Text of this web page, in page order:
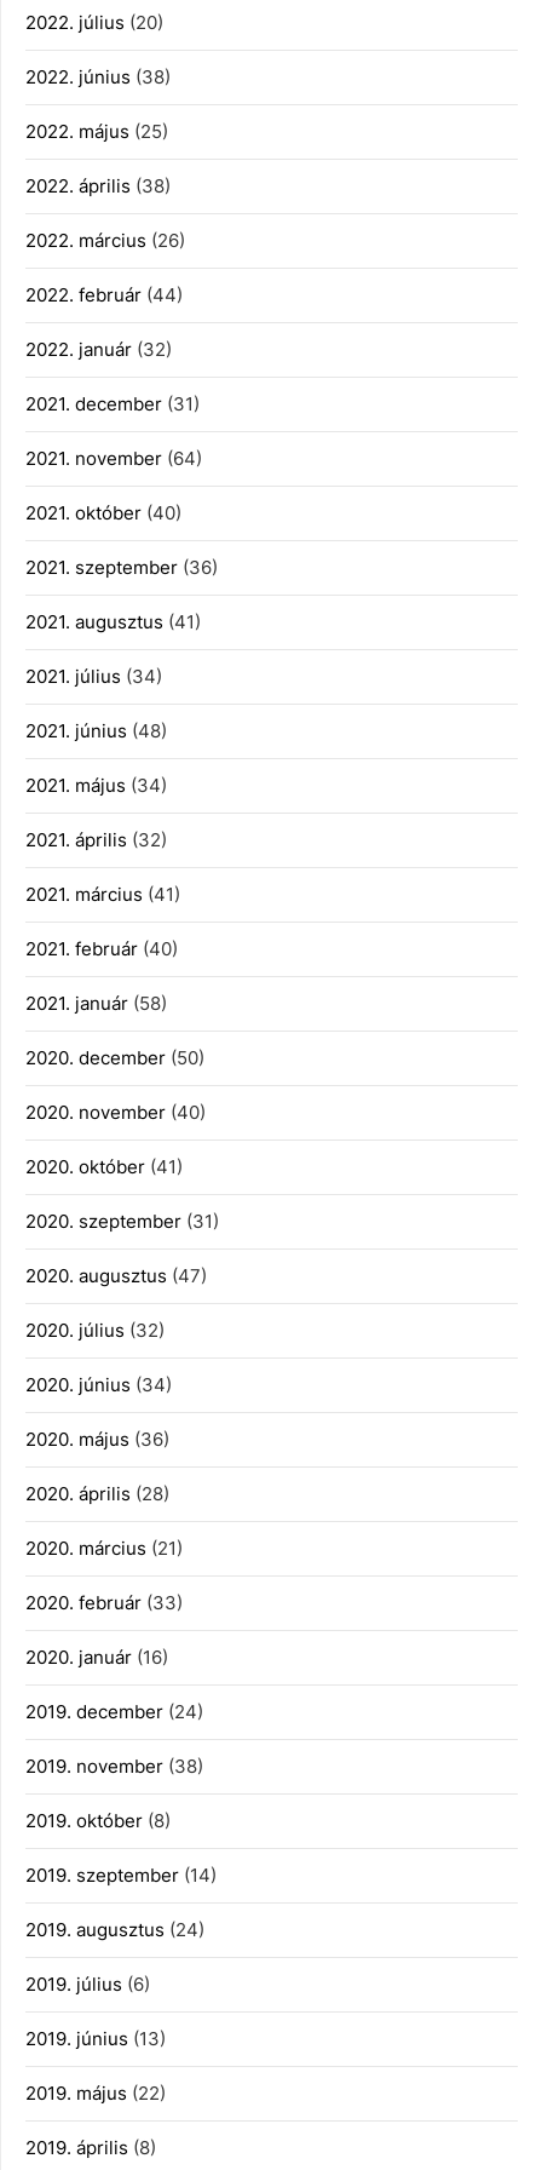
2022. július (20)
2022. június (38)
2022. május (25)
2022. április (38)
2022. március (26)
2022. február (44)
2022. január (32)
2021. december (31)
2021. november (64)
2021. október (40)
2021. szeptember (36)
2021. augusztus (41)
2021. július (34)
2021. június (48)
2021. május (34)
2021. április (32)
2021. március (41)
2021. február (40)
2021. január (58)
2020. december (50)
2020. november (40)
2020. október (41)
2020. szeptember (31)
2020. augusztus (47)
2020. július (32)
2020. június (34)
2020. május (36)
2020. április (28)
2020. március (21)
2020. február (33)
2020. január (16)
2019. december (24)
2019. november (38)
2019. október (8)
2019. szeptember (14)
2019. augusztus (24)
2019. július (6)
2019. június (13)
2019. május (22)
2019. április (8)